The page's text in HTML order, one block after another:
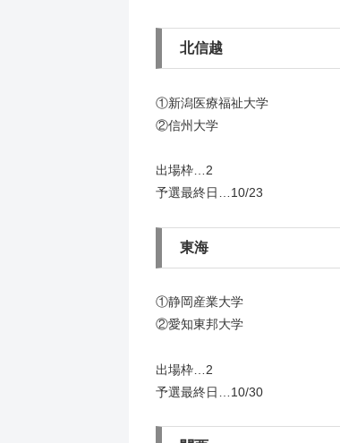
北信越
①新潟医療福祉大学
②信州大学
出場枠…2
予選最終日…10/23
東海
①静岡産業大学
②愛知東邦大学
出場枠…2
予選最終日…10/30